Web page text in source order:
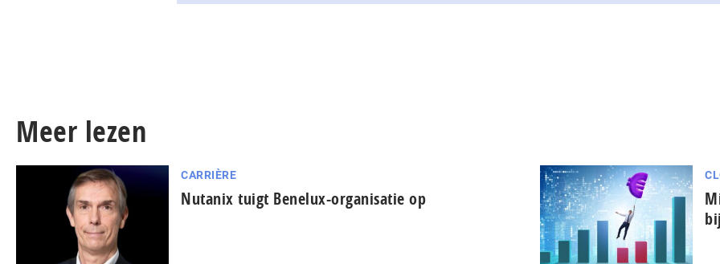
Meer lezen
CARRIÈRE
Nutanix tuigt Benelux-organisatie op